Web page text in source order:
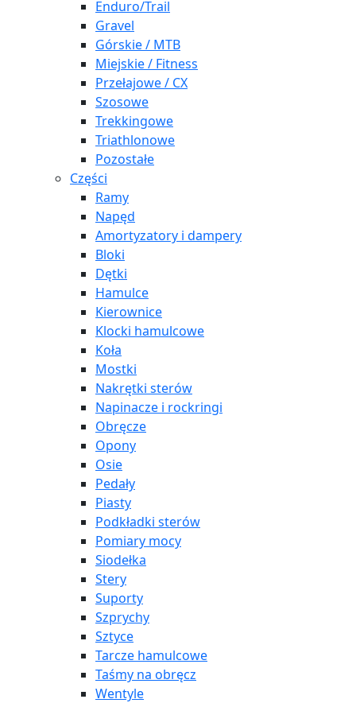
Enduro/Trail
Gravel
Górskie / MTB
Miejskie / Fitness
Przełajowe / CX
Szosowe
Trekkingowe
Triathlonowe
Pozostałe
Części
Ramy
Napęd
Amortyzatory i dampery
Bloki
Dętki
Hamulce
Kierownice
Klocki hamulcowe
Koła
Mostki
Nakrętki sterów
Napinacze i rockringi
Obręcze
Opony
Osie
Pedały
Piasty
Podkładki sterów
Pomiary mocy
Siodełka
Stery
Suporty
Szprychy
Sztyce
Tarcze hamulcowe
Taśmy na obręcz
Wentyle